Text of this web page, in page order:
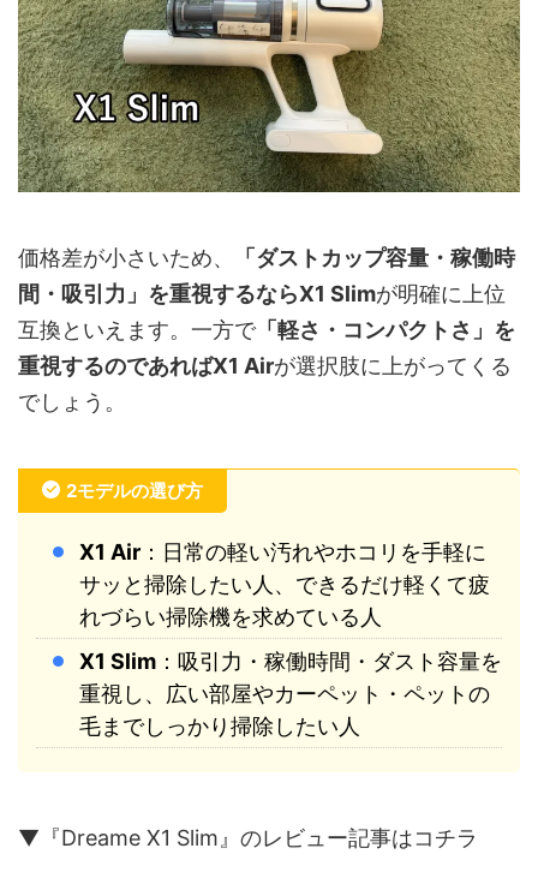
価格差が小さいため、
「ダストカップ容量・稼働時
間・吸引力」を重視するならX1 Slimが明確に上位
互換といえます。一方で「軽さ・コンパクトさ」を
重視するのであればX1 Airが選択肢に上がってくる
でしょう。
2モデルの選び方
X1 Air ：日常の軽い汚れやホコリを手軽に
サッと掃除したい人、できるだけ軽くて疲
れづらい掃除機を求めている人
X1 Slim ：吸引力・稼働時間・ダスト容量を
重視し、広い部屋やカーペット・ペットの
毛までしっかり掃除したい人
▼『Dreame X1 Slim』のレビュー記事はコチラ